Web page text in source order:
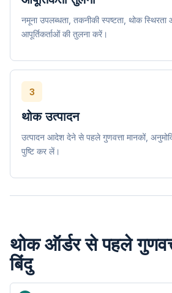
नमूना उपलब्धता, तकनीकी स्पष्टता, थोक
आपूर्तिकर्ताओं की तुलना करें।
3
थोक उत्पादन
उत्पादन आदेश देने से पहले गुणवत्ता मानकों,
पुष्टि कर लें।
थोक ऑर्डर से पहले
बिंदु